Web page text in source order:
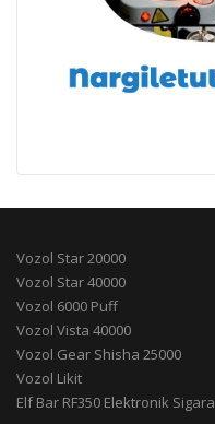
Vozol Star 20000
Vozol Star 40000
Vozol 6000 Puff
Vozol Vista 40000
Vozol Gear Shisha 25000
Vozol Likit
Elf Bar RF350 Elektronik Sigara